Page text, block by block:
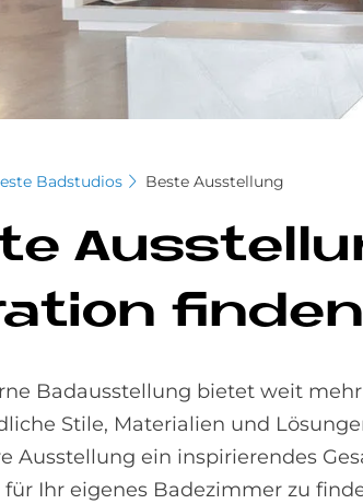
Badstudios Beste Ausstellung
fin­den
Badausstellung bietet weit
Stile, Materialien und
Ausstellung ein inspirierendes
Ihr eigenes Badezimmer zu